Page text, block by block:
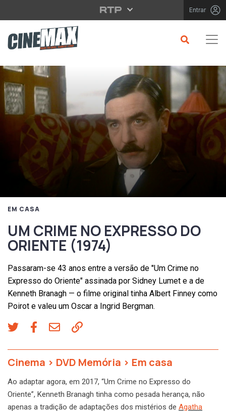
Saltar para o conteúdo principal Entrar
EM CASA
UM CRIME NO EXPRESSO DO
ORIENTE (1974)
Passaram-se 43 anos entre a versão de "Um Crime no
Expresso do Oriente" assinada por Sidney Lumet e a de
Kenneth Branagh — o filme original tinha Albert Finney como
Poirot e valeu um Oscar a Ingrid Bergman.
Cinema > DVD Memória > Em casa
Ao adaptar agora, em 2017, “Um Crime no Expresso do
Oriente”, Kenneth Branagh tinha como pesada herança, não
apenas a tradição de adaptações dos mistérios de Agatha